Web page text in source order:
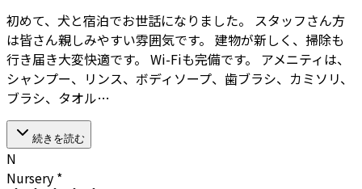
初めて、犬と宿泊でお世話になりました。 スタッフさん方
は皆さん親しみやすい雰囲気です。 建物が新しく、掃除も
行き届き大変快適です。 Wi-Fiも完備です。 アメニティは、
シャンプー、リンス、ボディソープ、歯ブラシ、カミソリ、
ブラシ、タオル…
続きを読む
N
Nursery *